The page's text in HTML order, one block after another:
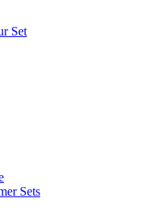
Set
Sets